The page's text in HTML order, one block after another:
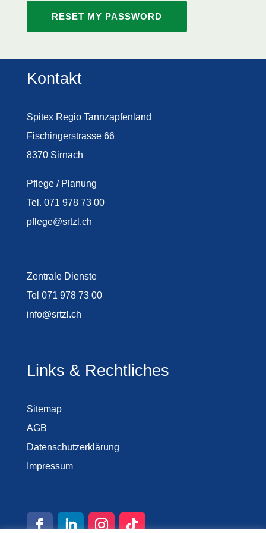
Kontakt
Spitex Regio Tannzapfenland
Fischingerstrasse 66
8370 Sirnach
Pflege / Planung
Tel. 071 978 73 00
pflege@srtzl.ch
Zentrale Dienste
Tel 071 978 73 00
info@srtzl.ch
Links & Rechtliches
Sitemap
AGB
Datenschutzerklärung
Impressum